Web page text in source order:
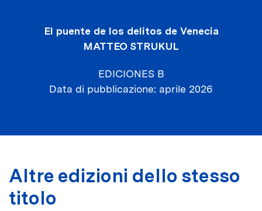
El puente de los delitos de Venecia
MATTEO STRUKUL
EDICIONES B
Data di pubblicazione aprile 2026
Altre edizioni dello stesso
titolo